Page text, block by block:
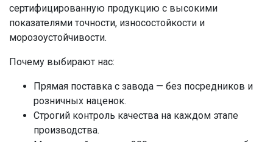
сертифицированную продукцию с высокими
показателями точности, износостойкости и
морозоустойчивости.
Почему выбирают нас:
Прямая поставка с завода — без посредников и
розничных наценок.
Строгий контроль качества на каждом этапе
производства.